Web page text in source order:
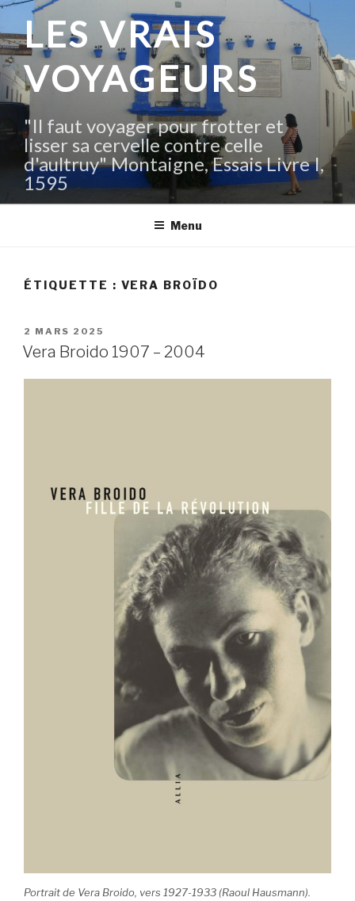
Aller
contenu
principal
LES VRAIS
VOYAGEURS
"Il faut voyager pour frotter et
lisser sa cervelle contre celle
d'aultruy" Montaigne, Essais Livre I,
1595
Menu
ÉTIQUETTE : VERA BROÏDO
PUBLIÉ
LE
2 MARS 2025
Vera Broido 1907 – 2004
Portrait de Vera Broido, vers 1927-1933 (Raoul Hausmann).